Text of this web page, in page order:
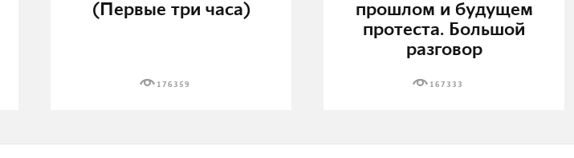
(Первые три часа)
176359
прошлом и будущем
протеста. Большой
разговор
167333